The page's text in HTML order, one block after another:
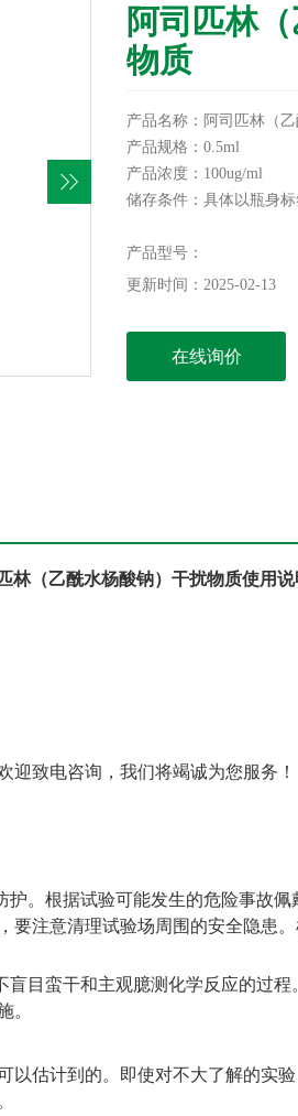
阿司匹林
物质
产品名称：阿司匹林（
产品规格：0.5ml
产品浓度：100ug/ml
储存条件：具体以瓶身
信帆生物提供各类干扰
为您服务！
产品型号：
更新时间：2025-02-13
在线询价
林（乙酰水杨酸钠）干扰物质使用说
迎致电咨询，我们将竭诚为您服务！
护。根据试验可能发生的危险事故
要注意清理试验场周围的安全隐患
盲目蛮干和主观臆测化学反应的过
。
以估计到的。即使对不大了解的实